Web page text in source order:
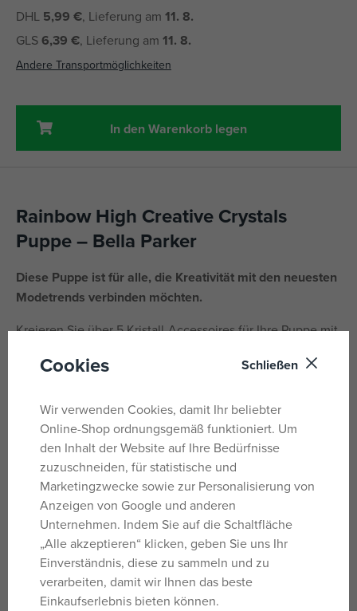
DHL 5,99 €, Lieferung am 11. 8.
GLS6,39 €, Lieferung am 11. 8.
Andere Transportmöglichkeiten
In den Warenkorb legen
Rainbow High Creative Crystals
Puppe – Bella Parker
Diese Puppe ist für alle, die Kreativität mit den neuesten
Modetrends verbinden möchten.
Kreieren Sie über 5 Kristall-Accessoires für Ihre Puppe mit
sogar einen Ring für sich selbst herstellen. Sammeln Sie 4
Packungsinhalt:
1 Creative Crystals Bella Parker Puppe mit beweglichen
Gelenken und kämmbarem Haar
Modisches Outfit und Accessoires
Set zur Herstellung von Accessoires in Kristalloptik
Parameter
Cookies Schließen
Wir verwenden Cookies, damit Ihr beliebter
Online-Shop ordnungsgemäß funktioniert. Um
den Inhalt der Website auf Ihre Bedürfnisse
zuzuschneiden, für statistische und
Marketingzwecke sowie zur Personalisierung von
Anzeigen von Google und anderen
Unternehmen. Indem Sie auf die Schaltfläche
„Alle akzeptieren“ klicken, geben Sie uns Ihr
Einverständnis, diese zu sammeln und zu
verarbeiten, damit wir Ihnen das beste
Einkaufserlebnis bieten können.